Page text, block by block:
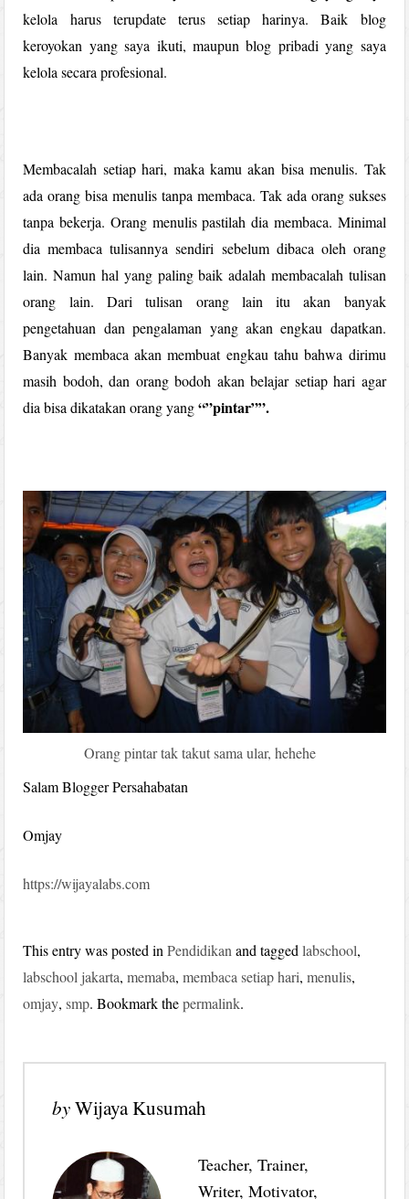
kelola harus terupdate terus setiap harinya. Baik blog
keroyokan yang saya ikuti, maupun blog pribadi yang saya
kelola secara profesional.
Membacalah setiap hari, maka kamu akan bisa menulis. Tak
ada orang bisa menulis tanpa membaca. Tak ada orang sukses
tanpa bekerja. Orang menulis pastilah dia membaca. Minimal
dia membaca tulisannya sendiri sebelum dibaca oleh orang
lain. Namun hal yang paling baik adalah membacalah tulisan
orang lain. Dari tulisan orang lain itu akan banyak
pengetahuan dan pengalaman yang akan engkau dapatkan.
Banyak membaca akan membuat engkau tahu bahwa dirimu
masih bodoh, dan orang bodoh akan belajar setiap hari agar
dia bisa dikatakan orang yang“”pintar””.
Orang pintar tak takut sama ular, hehehe
Salam Blogger Persahabatan
Omjay
https://wijayalabs.com
This entry was posted inPendidikanand taggedlabschool,
labschool jakarta,memaba,membaca setiap hari,menulis,
omjay,smp. Bookmark thepermalink.
byWijaya Kusumah
Teacher, Trainer,
Writer, Motivator,